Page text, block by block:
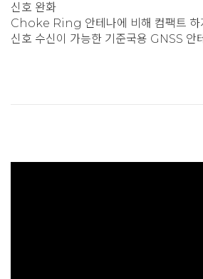
신호 완화
Choke Ring 안테나에 비해 컴팩트 하
신호 수신이 가능한 기준국용 GNSS 안